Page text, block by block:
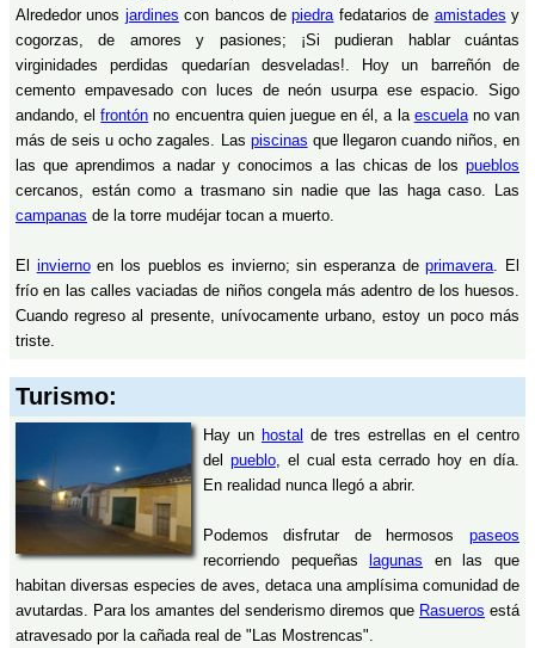
Alrededor unos jardines con bancos depiedrafedatarios de amistades y
cogorzas, de amores y pasiones; ¡Si pudieran hablar cuántas
virginidades perdidas quedarían desveladas!. Hoy un barreñón de
cemento empavesado con luces de neón usurpa ese espacio. Sigo
andando, elfrontón no encuentra quien juegue en él, a la escuelano van
más de seis u ocho zagales. Las piscinas que llegaron cuando niños, en
las que aprendimos a nadar y conocimos a las chicas de los pueblos
cercanos, están como a trasmano sin nadie que las haga caso. Las
campanas de la torre mudéjar tocan a muerto.
El inviernoen los pueblos es invierno; sin esperanza deprimavera. El
frío en las calles vaciadas de niños congela más adentro de los huesos.
Cuando regreso al presente, unívocamente urbano, estoy un poco más
triste.
Turismo:
Hay un hostal de tres estrellas en el centro
del pueblo, el cual esta cerrado hoy en día.
En realidad nunca llegó a abrir.
Podemos disfrutar de hermosos paseos
recorriendo pequeñas
lagunas en las que
habitan diversas especies de aves, detaca una amplísima comunidad de
avutardas. Para los amantes del senderismo diremos que Rasueros está
atravesado por la cañada real de "Las Mostrencas".